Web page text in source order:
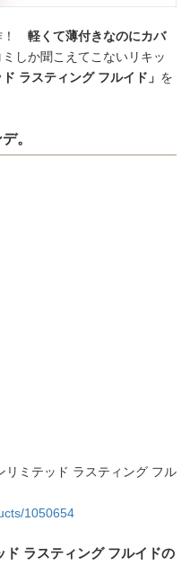
！ 軽くて薄付きなのにカバ
しか聞こえてこないリキッ
ド ラスティング フルイド」 を
。
ミテッド ラスティング フル
1050654
ラスティング フルイドの